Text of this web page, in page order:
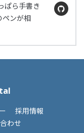
ぱら手書き
ペンが相
採用情報
わせ